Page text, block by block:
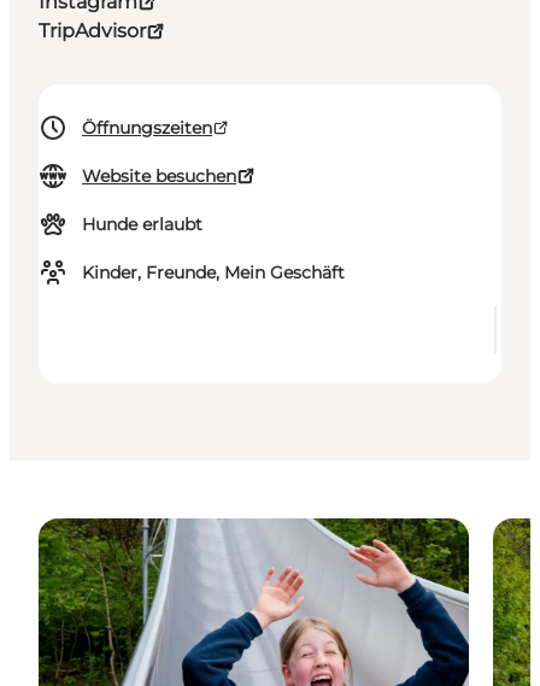
TripAdvisor
Öffnungszeiten
Website besuchen
Hunde erlaubt
Kinder, Freunde, Mein Geschäft